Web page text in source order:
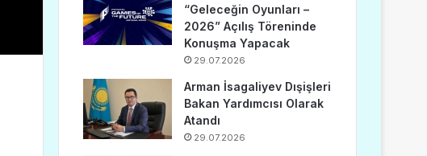
“Geleceğin Oyunları –
2026” Açılış Töreninde
Konuşma Yapacak
29.07.2026
Arman İsagaliyev Dışişleri
Bakan Yardımcısı Olarak
Atandı
29.07.2026